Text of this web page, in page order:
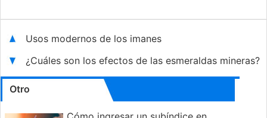
Usos modernos de los imanes
¿Cuáles son los efectos de las esmeraldas mineras?
Otro